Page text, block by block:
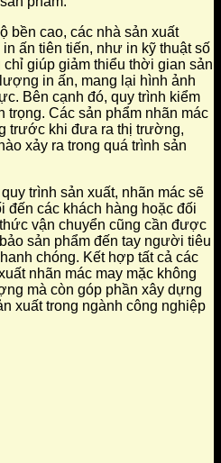
bền cao, các nhà sản xuất
ấn tiên tiến, như in kỹ thuật số
giúp giảm thiểu thời gian sản
in ấn, mang lại hình ảnh
Bên cạnh đó, quy trình kiểm
trọng. Các sản phẩm nhãn mác
trước khi đưa ra thị trường,
xảy ra trong quá trình sản
trình sản xuất, nhãn mác sẽ
các khách hàng hoặc đối
vận chuyển cũng cần được
sản phẩm đến tay người tiêu
chóng. Kết hợp tất cả các
nhãn mác may mặc không
mà còn góp phần xây dựng
xuất trong ngành công nghiệp